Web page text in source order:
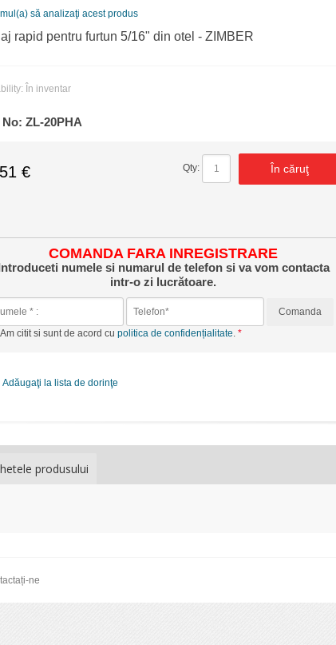
să analizaţi acest produs
rapid pentru furtun 5/16" din otel - ZIMBER
În inventar
No:ZL-20PHA
€ Qty: În căruţ
COMANDA FARA INREGISTRARE
numele si numarul de telefon si va vom contacta
intr-o zi lucrătoare.
Comanda
Am citit si sunt de acord cupolitica de confidențialitate.
Adăugaţi la lista de dorinţe
produsului
ne